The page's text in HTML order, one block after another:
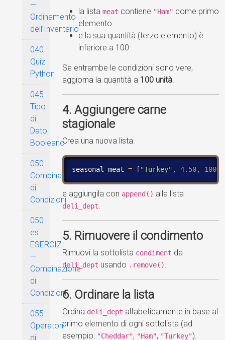
—
Ordinamento
dell’Inventario
040
Quiz
Python
045
Tipo
di
Dato
Booleano
050
Combinazione
di
Condizioni
050
es
ESERCIZI
—
Combinazione
di
Condizioni
055
Operatori
di
la lista meat contiene "Ham" come primo
elemento
e la sua quantità (terzo elemento) è
inferiore a 100
Se entrambe le condizioni sono vere,
aggiorna la quantità a 100 unità
4. Aggiungere carne
stagionale
Crea una nuova lista:
seasonal_meat = [ "Turkey" , 4.50, 100,
e aggiungila con append() alla lista
deli_dept.
5. Rimuovere il condimento
Rimuovi la sottolista condiment da
deli_dept usando .remove().
6. Ordinare la lista
Ordina deli_dept alfabeticamente in base al
primo elemento di ogni sottolista (ad
esempio: "Cheddar", "Ham", "Turkey").